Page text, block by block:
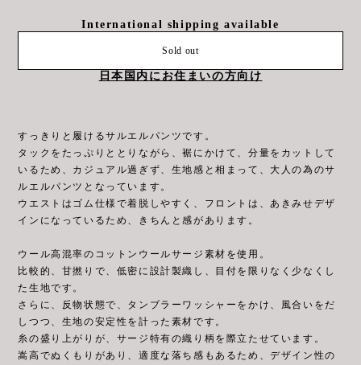
International shipping available
Sold out
日本国内にお住まいの方向け
すっきりと履けるサルエルパンツです。
タックをたっぷりととりながら、裾にかけて、分量をカットして
いるため、カジュアル過ぎず、生地感と相まって、大人の為のサ
ルエルパンツとなっています。
ウエストはゴム仕様で着脱しやすく、フロントは、あきみせデザ
インになっているため、きちんと感があります。
ウール高混率のコットンウールサージ素材を使用。
比較的、甘撚りで、低密に設計製織し、目付を限りなく少なくし
た生地です。
さらに、反物状態で、タンブラーワッシャーをかけ、風合いをだ
しつつ、生地の安定性を計った素材です。
糸の盛り上がりが、サージ特有の織り柄を際立たせています。
嵩高でぬくもりがあり、適度な落ち感もあるため、デザイン性の